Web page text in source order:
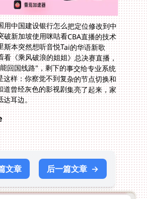
用中国建设银行怎么把定位修改到中
破新加坡使用咪咕看CBA直播的技术
斯本突然想听音悦Tai的华语新歌
看《乘风破浪的姐姐》总决赛直播，
回国线路"，剩下的事交给专业系统
这样：你察觉不到复杂的节点切换和
道曾经灰色的影视剧集亮了起来，家
达耳边。
文章 后一篇文章 →